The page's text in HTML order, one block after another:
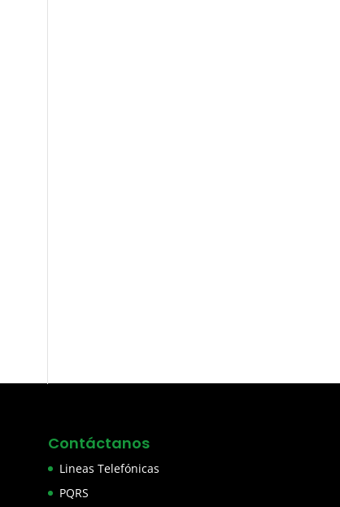
Contáctanos
Lineas Telefónicas
PQRS